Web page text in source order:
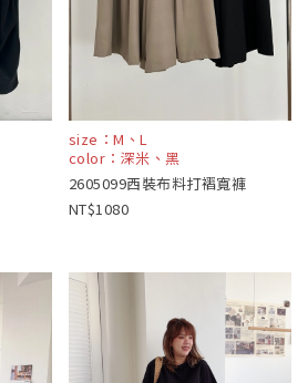
size：M、L
color：深米、黑
2605099西裝布料打褶寬褲
1080